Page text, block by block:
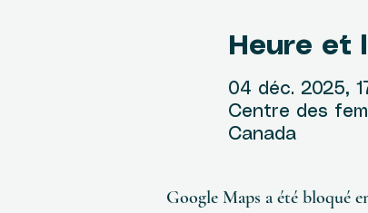
Heure et
04 déc. 2025,
Centre des
Canada
Google Maps a été bloqué